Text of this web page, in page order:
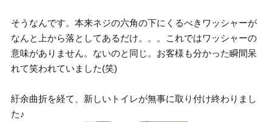
そうなんです。本来ネジの六角の下にくるべきワッシャーが
なんと上から落としてあるだけ。。。これではワッシャーの
意味がありません。ないのと同じ。お客様も分かった瞬間呆
れて笑われていました(笑)
紆余曲折を経て、新しいトイレが無事に取り付け終わりまし
た♪